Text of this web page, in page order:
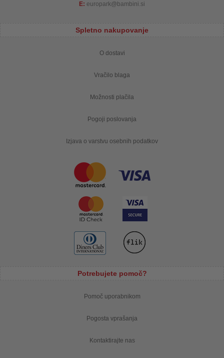
E: europark bambini.si
Spletno nakupovanje
O dostavi
Vračilo blaga
Možnosti plačila
Pogoji poslovanja
Izjava o varstvu osebnih podatkov
Potrebujete pomoč?
Pomoč uporabnikom
Pogosta vprašanja
Kontaktirajte nas